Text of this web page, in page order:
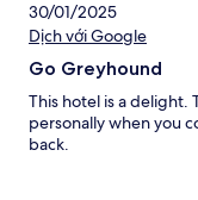
30/01/2025
Dịch với Google
Go Greyhound
This hotel is a delight.
personally when you
back.